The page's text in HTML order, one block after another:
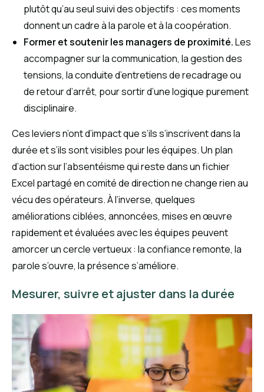
plutôt qu’au seul suivi des objectifs : ces moments
donnent un cadre à la parole et à la coopération.
Former et soutenir les managers de proximité.Les
accompagner sur la communication, la gestion des
tensions, la conduite d’entretiens de recadrage ou
de retour d’arrêt, pour sortir d’une logique purement
disciplinaire.
Ces leviers n’ont d’impact que s’ils s’inscrivent dans la
durée et s’ils sont visibles pour les équipes. Un plan
d’action sur l’absentéisme qui reste dans un fichier
Excel partagé en comité de direction ne change rien au
vécu des opérateurs. À l’inverse, quelques
améliorations ciblées, annoncées, mises en œuvre
rapidement et évaluées avec les équipes peuvent
amorcer un cercle vertueux : la confiance remonte, la
parole s’ouvre, la présence s’améliore.
Mesurer, suivre et ajuster dans la durée